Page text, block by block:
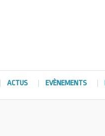
ACTUS EVÈNEMENTS